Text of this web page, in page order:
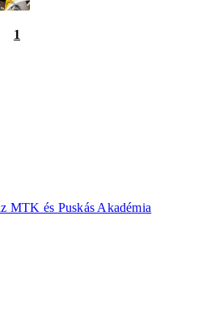
1
MTK és Puskás Akadémia